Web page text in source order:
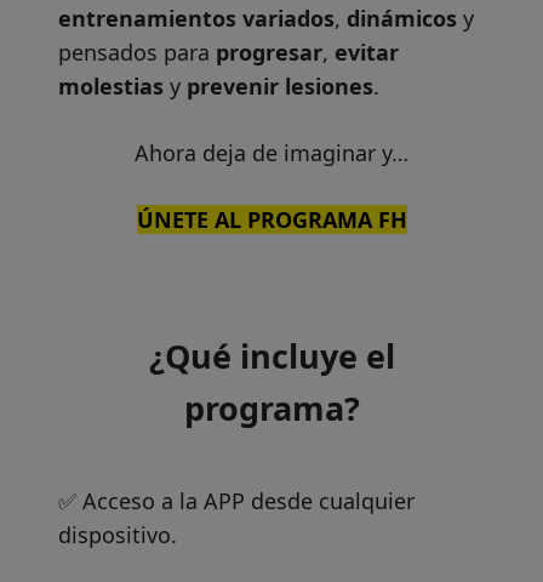
entrenamientos variados, dinámicos y
pensados para progresar, evitar
molestias y prevenir lesiones.
Ahora deja de imaginar y…
ÚNETE AL PROGRAMA FH
¿Qué incluye el
programa?
✅ Acceso a la APP desde cualquier
dispositivo.